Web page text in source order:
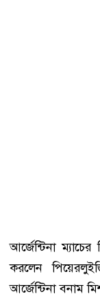
আর্জেন্টিনা
করলেন
আর্জেন্টিনা বনাম